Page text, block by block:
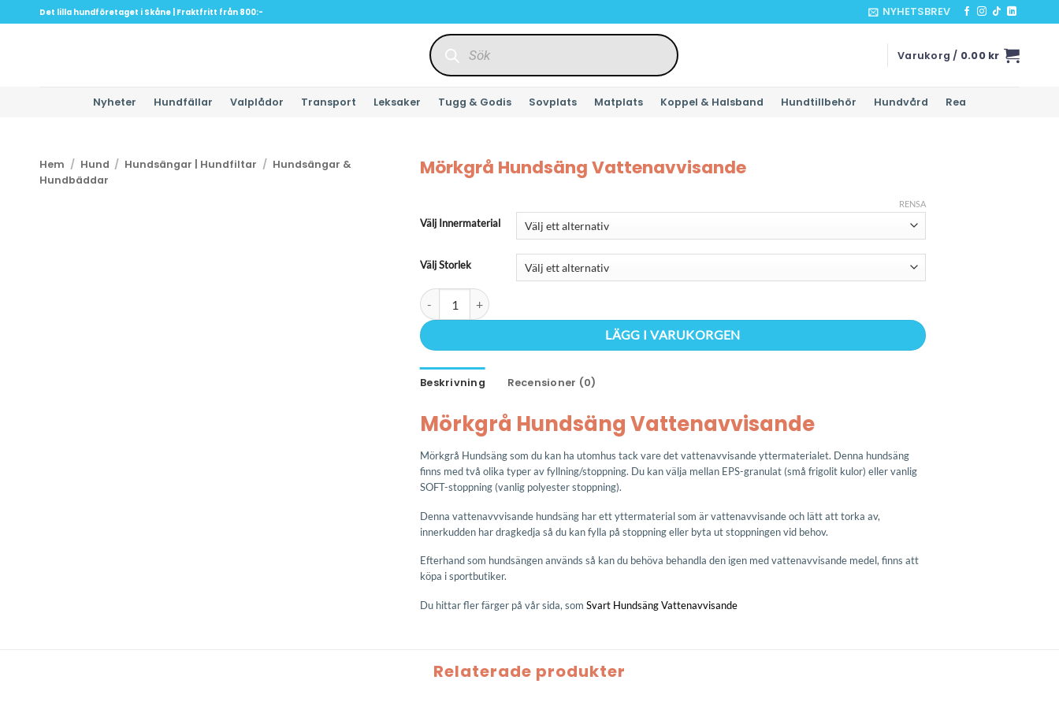
to
Det lilla hundföretaget i Skåne | Fraktfritt från 800:- NYHETSBREV
Produktsökning
Varukorg / 0.00 kr
Nyheter Hundfällar Valplådor Transport Leksaker Tugg & Godis Sovplats Matplats Koppel & Halsband Hundtillbehör Hundvård Rea
Hem / Hund / Hundsängar | Hundfiltar / Hundsängar &
Hundbäddar
Mörkgrå Hundsäng Vattenavvisande
Välj Innermaterial
Välj Storlek
RENSA
Mörkgrå Hundsäng Vattenavvisande mängd
LÄGG I VARUKORGEN
Beskrivning Recensioner (0)
Mörkgrå Hundsäng Vattenavvisande
Mörkgrå Hundsäng som du kan ha utomhus tack vare det vattenavvisande yttermaterialet. Denna hundsäng
finns med två olika typer av fyllning/stoppning. Du kan välja mellan EPS-granulat (små frigolit kulor) eller vanlig
SOFT-stoppning (vanlig polyester stoppning).
Denna vattenavvvisande hundsäng har ett yttermaterial som är vattenavvisande och lätt att torka av,
innerkudden har dragkedja så du kan fylla på stoppning eller byta ut stoppningen vid behov.
Efterhand som hundsängen används så kan du behöva behandla den igen med vattenavvisande medel, finns att
köpa i sportbutiker.
Du hittar fler färger på vår sida, som Svart Hundsäng Vattenavvisande
Relaterade produkter